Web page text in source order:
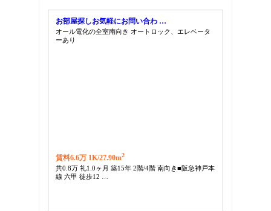
お部屋探しお気軽にお問い合わ …
オール電化の全室南向き オートロック、エレベータ
ーあり
賃料6.6万 1K/27.90m2
共0.8万 礼1.0ヶ月 築15年 2階/4階 南向き■阪急神戸本
線 六甲 徒歩12 …